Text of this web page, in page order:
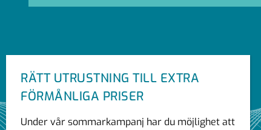
RÄTT UTRUSTNING TILL EXTRA
FÖRMÅNLIGA PRISER
Under vår sommarkampanj har du möjlighet att